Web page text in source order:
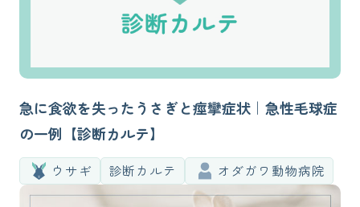
急に食欲を失ったうさぎと痙攣症状｜急性毛球症
の一例【診断カルテ】
ウサギ 診断カルテ オダガワ動物病院